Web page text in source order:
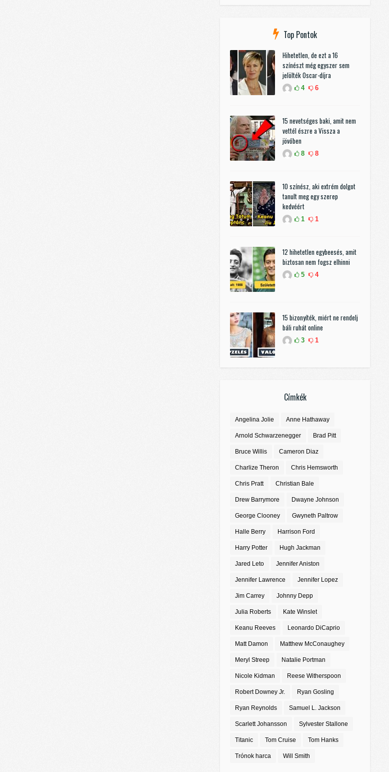
Top Pontok
Hihetetlen, de ezt a 16
színészt még egyszer sem
jelölték Oscar-díjra
4 6
15 nevetséges baki, amit nem
vettél észre a Vissza a
jövőben
8 8
10 színész, aki extrém dolgot
tanult meg egy szerep
kedvéért
1 1
12 hihetetlen egybeesés, amit
biztosan nem fogsz elhinni
5 4
15 bizonyíték, miért ne rendelj
báli ruhát online
3 1
Címkék
Angelina Jolie Anne Hathaway
Arnold Schwarzenegger Brad Pitt
Bruce Willis Cameron Diaz
Charlize Theron Chris Hemsworth
Chris Pratt Christian Bale
Drew Barrymore Dwayne Johnson
George Clooney Gwyneth Paltrow
Halle Berry Harrison Ford
Harry Potter Hugh Jackman
Jared Leto Jennifer Aniston
Jennifer Lawrence Jennifer Lopez
Jim Carrey Johnny Depp
Julia Roberts Kate Winslet
Keanu Reeves Leonardo DiCaprio
Matt Damon Matthew McConaughey
Meryl Streep Natalie Portman
Nicole Kidman Reese Witherspoon
Robert Downey Jr. Ryan Gosling
Ryan Reynolds Samuel L. Jackson
Scarlett Johansson Sylvester Stallone
Titanic Tom Cruise Tom Hanks
Trónok harca Will Smith